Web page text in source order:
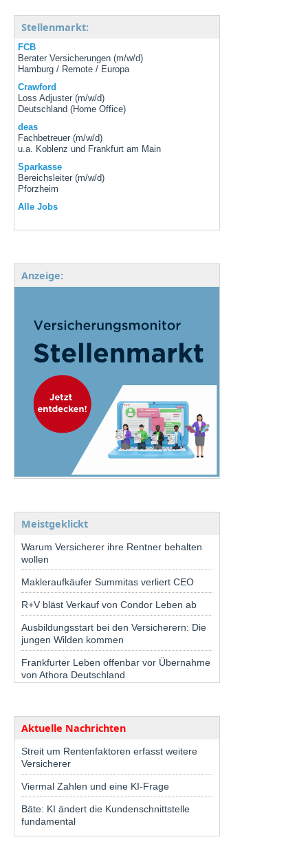
Stellenmarkt:
FCB
Berater Versicherungen (m/w/d)
Hamburg / Remote / Europa
Crawford
Loss Adjuster (m/w/d)
Deutschland (Home Office)
deas
Fachbetreuer (m/w/d)
u.a. Koblenz und Frankfurt am Main
Sparkasse
Bereichsleiter (m/w/d)
Pforzheim
Alle Jobs
Anzeige:
Meistgeklickt
Warum Versicherer ihre Rentner behalten
wollen
Makleraufkäufer Summitas verliert CEO
R+V bläst Verkauf von Condor Leben ab
Ausbildungsstart bei den Versicherern: Die
jungen Wilden kommen
Frankfurter Leben offenbar vor Übernahme
von Athora Deutschland
Aktuelle Nachrichten
Streit um Rentenfaktoren erfasst weitere
Versicherer
Viermal Zahlen und eine KI-Frage
Bäte: KI ändert die Kundenschnittstelle
fundamental